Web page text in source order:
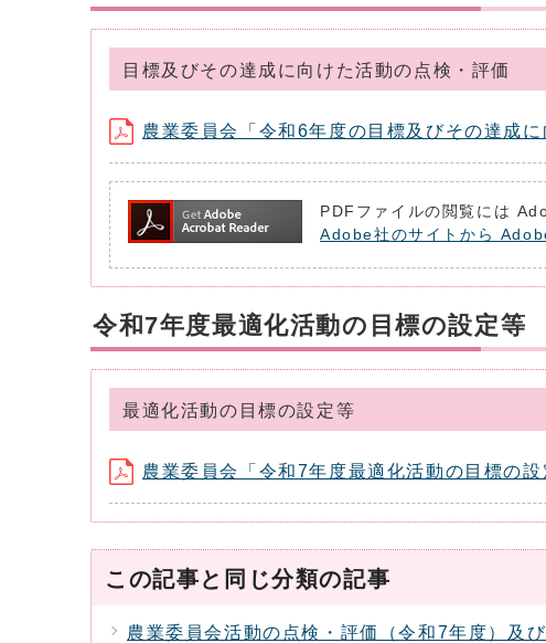
目標及びその達成に向けた活動の点検・評価
農業委員会「令和6年度の目標及びその達成
PDFファイルの閲覧には
Adobe社のサイトから
令和7年度最適化活動の目標の設定等
最適化活動の目標の設定等
農業委員会「令和7年度最適化活動の目標の
この記事と同じ分類の記事
農業委員会活動の点検・評価（令和7年度）及